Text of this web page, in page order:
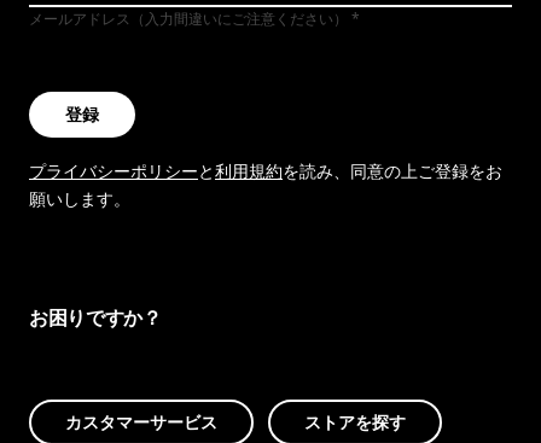
メールアドレス（入力間違いにご注意ください）
登録
プライバシーポリシーと利用規約を読み、同意の上ご登録をお
願いします。
お困りですか？
カスタマーサービス ストアを探す